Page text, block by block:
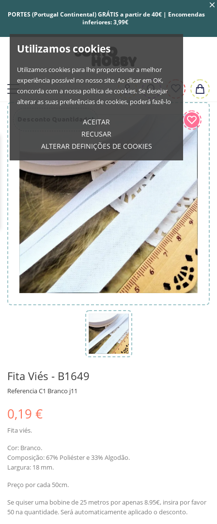
Utilizamos cookies
Utilizamos cookies para lhe proporcionar a melhor
experiência possível no nosso site. Ao clicar em OK,
concorda com a nossa política de cookies. Se desejar
alterar as suas preferências de cookies, poderá fazê-lo
ACEITAR
RECUSAR
ALTERAR DEFINIÇÕES DE COOKIES
PORTES (Portugal Continental) GRÁTIS a partir de 40€ | Encomendas
inferiores: 3,99€
Desconto Quantidade!
Fita Viés - B1649
ReferenciaC1 Branco j11
0,19 €
Fita viés.
Cor: Branco.
Composição: 67% Poliéster e 33% Algodão.
Largura: 18 mm.
Preço por cada 50cm.
Se quiser uma bobine de 25 metros por apenas 8.95€, insira por favor
50 na quantidade. Será automaticamente aplicado o desconto.